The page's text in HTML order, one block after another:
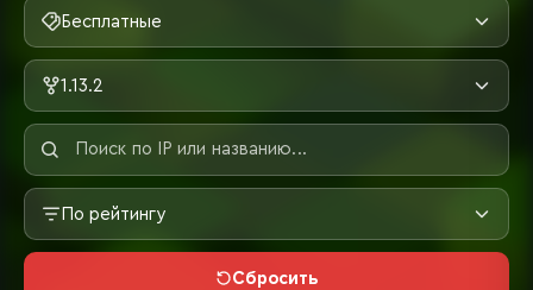
Бесплатные
1.13.2
По рейтингу
Сбросить